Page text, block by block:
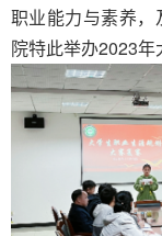
职业能力与素养
院特此举办2023年